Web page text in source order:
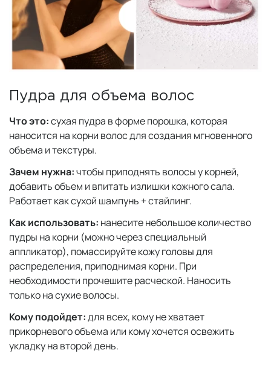
Пудра для объема волос
Что это:сухая пудра в форме порошка, которая
наносится на корни волос для создания мгновенного
объема и текстуры.
Зачем нужна:чтобы приподнять волосы у корней,
добавить объем и впитать излишки кожного сала.
Работает как сухой шампунь + стайлинг.
Как использовать: нанесите небольшое количество
пудры на корни (можно через специальный
аппликатор), помассируйте кожу головы для
распределения, приподнимая корни. При
необходимости прочешите расческой. Наносить
только на сухие волосы.
Кому подойдет:для всех, кому не хватает
прикорневого объема или кому хочется освежить
укладку на второй день.